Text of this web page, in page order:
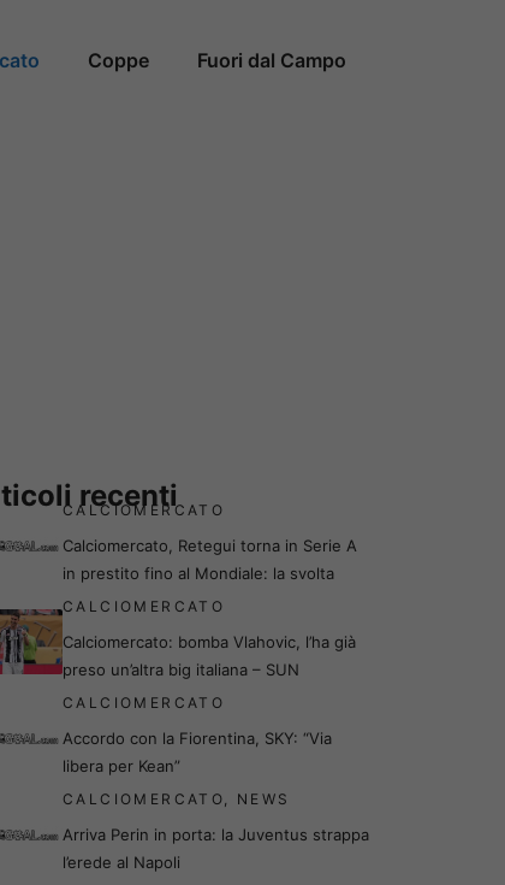
Coppe Fuori dal Campo
recenti
CALCIOMERCATO
Calciomercato, Retegui torna in Serie A
in prestito fino al Mondiale: la svolta
CALCIOMERCATO
Calciomercato: bomba Vlahovic, l’ha già
preso un’altra big italiana – SUN
CALCIOMERCATO
Accordo con la Fiorentina, SKY: “Via
libera per Kean”
CALCIOMERCATO, NEWS
Arriva Perin in porta: la Juventus strappa
l’erede al Napoli